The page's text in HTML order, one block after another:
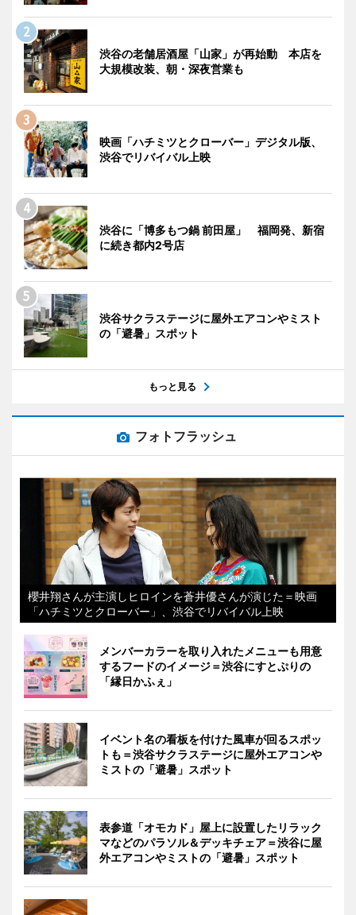
渋谷の老舗居酒屋「山家」が再始動 本店を
大規模改装、朝・深夜営業も
映画「ハチミツとクローバー」デジタル版、
渋谷でリバイバル上映
渋谷に「博多もつ鍋 前田屋」 福岡発、新宿
に続き都内2号店
渋谷サクラステージに屋外エアコンやミスト
の「避暑」スポット
もっと見る
フォトフラッシュ
櫻井翔さんが主演しヒロインを蒼井優さんが演じた＝映画
「ハチミツとクローバー」、渋谷でリバイバル上映
メンバーカラーを取り入れたメニューも用意
するフードのイメージ＝渋谷にすとぷりの
「縁日かふぇ」
イベント名の看板を付けた風車が回るスポッ
トも＝渋谷サクラステージに屋外エアコンや
ミストの「避暑」スポット
表参道「オモカド」屋上に設置したリラック
マなどのパラソル＆デッキチェア＝渋谷に屋
外エアコンやミストの「避暑」スポット